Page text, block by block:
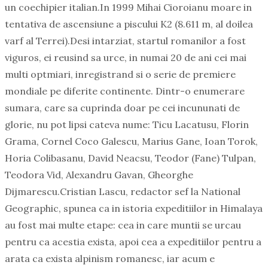
un coechipier italian.In 1999 Mihai Cioroianu moare in
tentativa de ascensiune a piscului K2 (8.611 m, al doilea
varf al Terrei).Desi intarziat, startul romanilor a fost
viguros, ei reusind sa urce, in numai 20 de ani cei mai
multi optmiari, inregistrand si o serie de premiere
mondiale pe diferite continente. Dintr-o enumerare
sumara, care sa cuprinda doar pe cei incununati de
glorie, nu pot lipsi cateva nume: Ticu Lacatusu, Florin
Grama, Cornel Coco Galescu, Marius Gane, Ioan Torok,
Horia Colibasanu, David Neacsu, Teodor (Fane) Tulpan,
Teodora Vid, Alexandru Gavan, Gheorghe
Dijmarescu.Cristian Lascu, redactor sef la National
Geographic, spunea ca in istoria expeditiilor in Himalaya
au fost mai multe etape: cea in care muntii se urcau
pentru ca acestia exista, apoi cea a expeditiilor pentru a
arata ca exista alpinism romanesc, iar acum e